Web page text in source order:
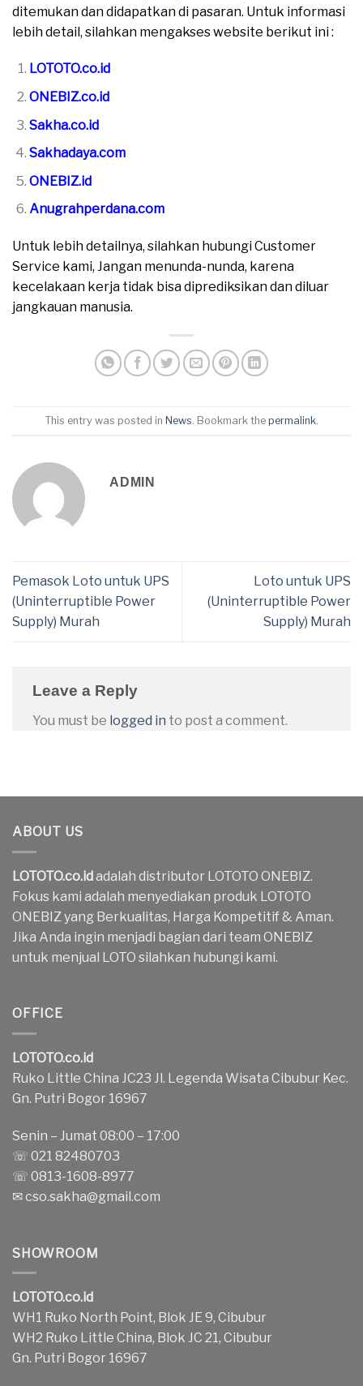
ditemukan dan didapatkan di pasaran. Untuk informasi
lebih detail, silahkan mengakses website berikut ini :
LOTOTO.co.id
ONEBIZ.co.id
Sakha.co.id
Sakhadaya.com
ONEBIZ.id
Anugrahperdana.com
Untuk lebih detailnya, silahkan hubungi Customer
Service kami, Jangan menunda-nunda, karena
kecelakaan kerja tidak bisa diprediksikan dan diluar
jangkauan manusia.
This entry was posted in News . Bookmark the permalink
ADMIN
Pemasok Loto untuk UPS
(Uninterruptible Power
Supply) Murah
Loto untuk UPS
(Uninterruptible Power
Supply) Murah
Leave a Reply
You must be logged in to post a comment.
ABOUT US
LOTOTO.co.idadalah distributor LOTOTO ONEBIZ.
Fokus kami adalah menyediakan produk LOTOTO
ONEBIZ yang Berkualitas, Harga Kompetitif & Aman.
Jika Anda ingin menjadi bagian dari team ONEBIZ
untuk menjual LOTO silahkan hubungi kami.
OFFICE
LOTOTO.co.id
Ruko Little China JC23 Jl. Legenda Wisata Cibubur Kec.
Gn. Putri Bogor 16967
Senin – Jumat 08:00 – 17:00
☏ 021 82480703
☏ 0813-1608-8977
✉cso.sakha@gmail.com
SHOWROOM
LOTOTO.co.id
WH1 Ruko North Point, Blok JE 9, Cibubur
WH2 Ruko Little China, Blok JC 21, Cibubur
Gn. Putri Bogor 16967